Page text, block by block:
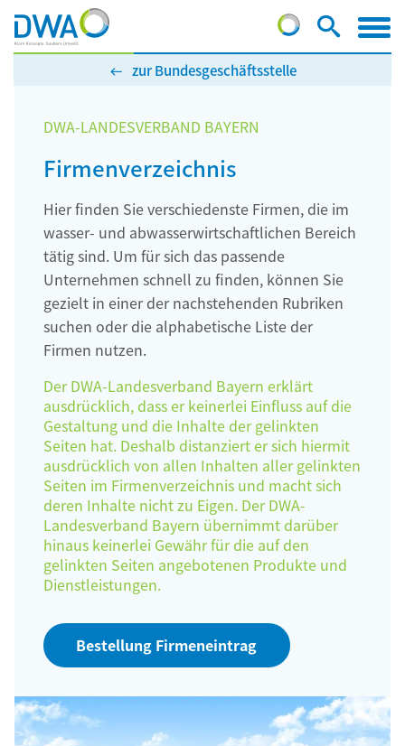
zur Bundesgeschäftsstelle
DWA-LANDESVERBAND BAYERN
Firmenverzeichnis
Hier finden Sie verschiedenste Firmen, die im
wasser- und abwasserwirtschaftlichen Bereich
tätig sind. Um für sich das passende
Unternehmen schnell zu finden, können Sie
gezielt in einer der nachstehenden Rubriken
suchen oder die alphabetische Liste der
Firmen nutzen.
Der DWA-Landesverband Bayern erklärt
ausdrücklich, dass er keinerlei Einfluss auf die
Gestaltung und die Inhalte der gelinkten
Seiten hat. Deshalb distanziert er sich hiermit
ausdrücklich von allen Inhalten aller gelinkten
Seiten im Firmenverzeichnis und macht sich
deren Inhalte nicht zu Eigen. Der DWA-
Landesverband Bayern übernimmt darüber
hinaus keinerlei Gewähr für die auf den
gelinkten Seiten angebotenen Produkte und
Dienstleistungen.
Bestellung Firmeneintrag